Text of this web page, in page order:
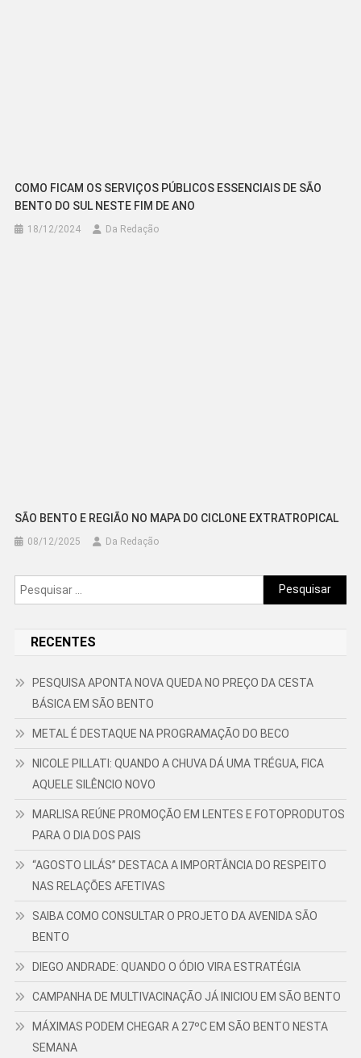
COMO FICAM OS SERVIÇOS PÚBLICOS ESSENCIAIS DE SÃO
BENTO DO SUL NESTE FIM DE ANO
18/12/2024 Da Redação
SÃO BENTO E REGIÃO NO MAPA DO CICLONE EXTRATROPICAL
08/12/2025 Da Redação
Pesquisar
por:
RECENTES
PESQUISA APONTA NOVA QUEDA NO PREÇO DA CESTA
BÁSICA EM SÃO BENTO
METAL É DESTAQUE NA PROGRAMAÇÃO DO BECO
NICOLE PILLATI: QUANDO A CHUVA DÁ UMA TRÉGUA, FICA
AQUELE SILÊNCIO NOVO
MARLISA REÚNE PROMOÇÃO EM LENTES E FOTOPRODUTOS
PARA O DIA DOS PAIS
“AGOSTO LILÁS” DESTACA A IMPORTÂNCIA DO RESPEITO
NAS RELAÇÕES AFETIVAS
SAIBA COMO CONSULTAR O PROJETO DA AVENIDA SÃO
BENTO
DIEGO ANDRADE: QUANDO O ÓDIO VIRA ESTRATÉGIA
CAMPANHA DE MULTIVACINAÇÃO JÁ INICIOU EM SÃO BENTO
MÁXIMAS PODEM CHEGAR A 27ºC EM SÃO BENTO NESTA
SEMANA